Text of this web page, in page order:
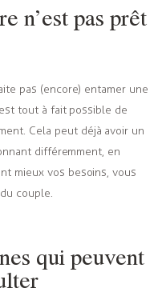
n’est pas prêt
pas (encore) entamer une
tout à fait possible de
Cela peut déjà avoir un
différemment, en
mieux vos besoins, vous
couple.
qui peuvent